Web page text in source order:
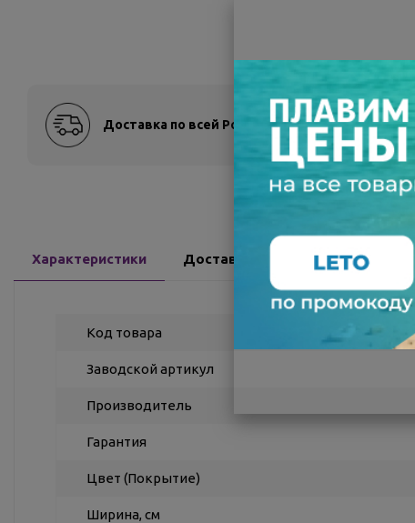
Доставка по всей России
Характеристики Доставка Отзывы
Код товара
Заводской артикул
Производитель
Гарантия
Цвет (Покрытие)
Ширина, см